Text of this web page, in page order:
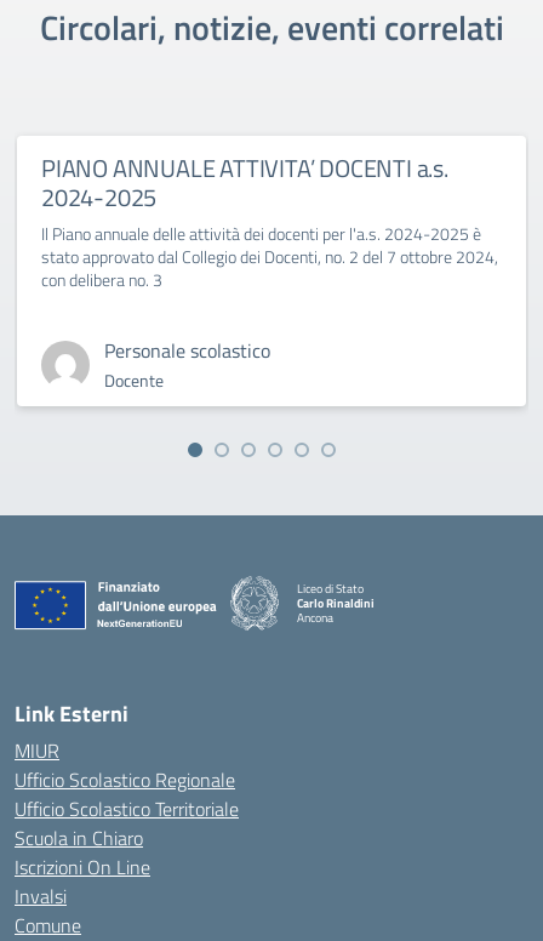
Circolari, notizie, eventi correlati
PIANO ANNUALE ATTIVITA’ DOCENTI a.s.
2024-2025
Il Piano annuale delle attività dei docenti per l'a.s. 2024-2025 è
stato approvato dal Collegio dei Docenti, no. 2 del 7 ottobre 2024,
con delibera no. 3
Personale scolastico
Docente
Liceo di Stato
Carlo Rinaldini
Ancona
Link Esterni
MIUR
Ufficio Scolastico Regionale
Ufficio Scolastico Territoriale
Scuola in Chiaro
Iscrizioni On Line
Invalsi
Comune